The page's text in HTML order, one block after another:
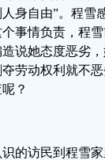
身自由”。程雪
事情负责，程
说她态度恶劣
劳动权利就不
？
的访民到程雪